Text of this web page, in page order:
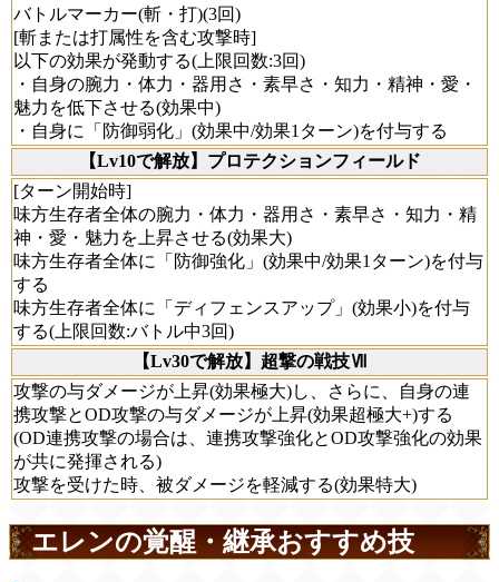
バトルマーカー(斬・打)(3回)
[斬または打属性を含む攻撃時]
以下の効果が発動する(上限回数:3回)
・自身の腕力・体力・器用さ・素早さ・知力・精神・愛・
魅力を低下させる(効果中)
・自身に「防御弱化」(効果中/効果1ターン)を付与する
【Lv10で解放】プロテクションフィールド
[ターン開始時]
味方生存者全体の腕力・体力・器用さ・素早さ・知力・精
神・愛・魅力を上昇させる(効果大)
味方生存者全体に「防御強化」(効果中/効果1ターン)を付与
する
味方生存者全体に「ディフェンスアップ」(効果小)を付与
する(上限回数:バトル中3回)
【Lv30で解放】超撃の戦技Ⅶ
攻撃の与ダメージが上昇(効果極大)し、さらに、自身の連
携攻撃とOD攻撃の与ダメージが上昇(効果超極大+)する
(OD連携攻撃の場合は、連携攻撃強化とOD攻撃強化の効果
が共に発揮される)
攻撃を受けた時、被ダメージを軽減する(効果特大)
エレンの覚醒・継承おすすめ技